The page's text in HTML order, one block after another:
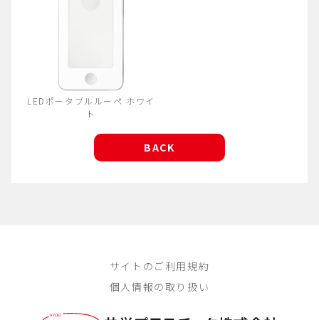
LEDポータブルルーペ ホワイ
ト
BACK
サイトのご利用規約
個人情報の取り扱い